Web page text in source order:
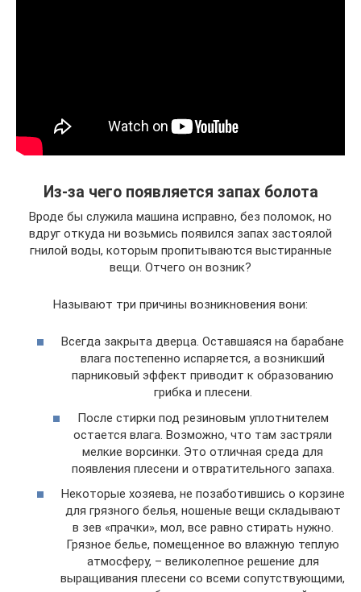
Из-за чего появляется запах болота
Вроде бы служила машина исправно, без поломок, но
вдруг откуда ни возьмись появился запах застоялой
гнилой воды, которым пропитываются выстиранные
вещи. Отчего он возник?
Называют три причины возникновения вони:
Всегда закрыта дверца. Оставшаяся на барабане
влага постепенно испаряется, а возникший
парниковый эффект приводит к образованию
грибка и плесени.
После стирки под резиновым уплотнителем
остается влага. Возможно, что там застряли
мелкие ворсинки. Это отличная среда для
появления плесени и отвратительного запаха.
Некоторые хозяева, не позаботившись о корзине
для грязного белья, ношеные вещи складывают
в зев «прачки», мол, все равно стирать нужно.
Грязное белье, помещенное во влажную теплую
атмосферу, – великолепное решение для
выращивания плесени со всеми сопутствующими,